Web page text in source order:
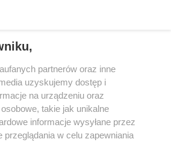
partnerów oraz inne
uzyskujemy dostęp i
na urządzeniu oraz
takie jak unikalne
informacje wysyłane przez
przeglądania w celu zapewniania